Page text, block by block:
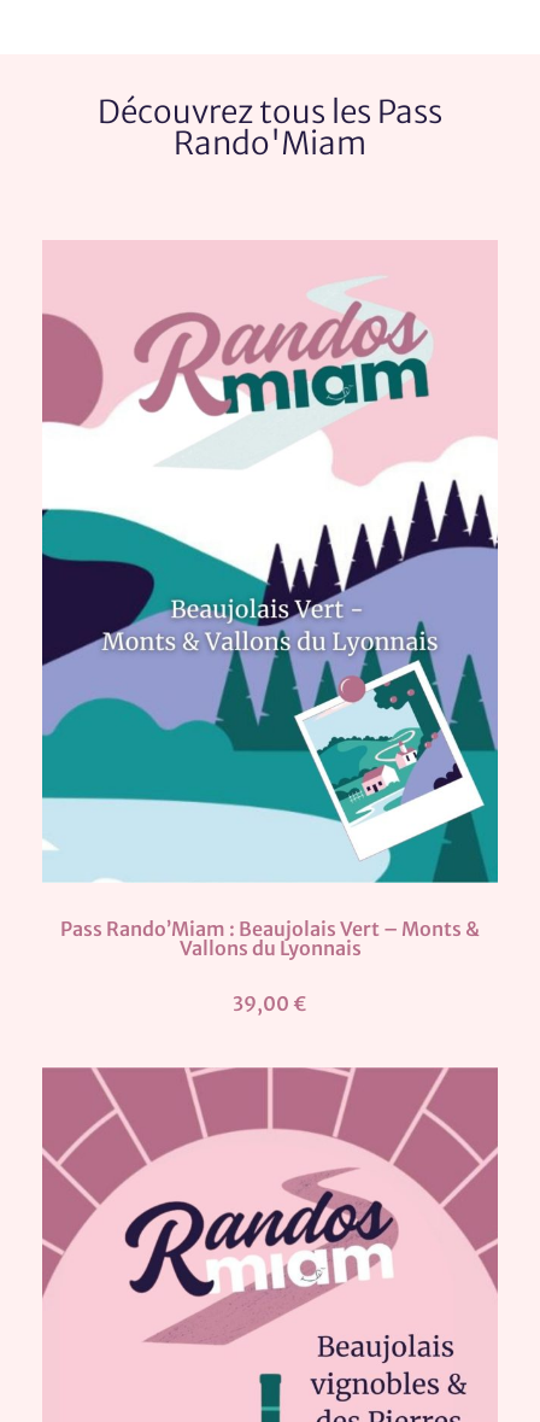
Découvrez tous les Pass
Rando'Miam
Pass Rando’Miam : Beaujolais Vert – Monts &
Vallons du Lyonnais
39,00 €